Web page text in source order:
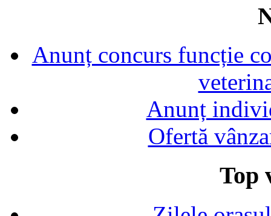
Anunț concurs funcție
Anunț
Ofertă
Top